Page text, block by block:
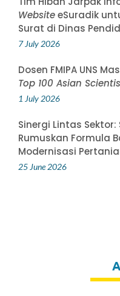
WebsiteeSuradik
Surat di Dinas
7 July 2026
Dosen FMIPA UNS
Top 100 Asian
1 July 2026
Sinergi Lintas Sektor:
Rumuskan Formula
Modernisasi
25 June 2026